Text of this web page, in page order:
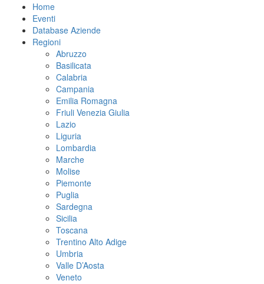
Home
Eventi
Database Aziende
Regioni
Abruzzo
Basilicata
Calabria
Campania
Emilia Romagna
Friuli Venezia Giulia
Lazio
Liguria
Lombardia
Marche
Molise
Piemonte
Puglia
Sardegna
Sicilia
Toscana
Trentino Alto Adige
Umbria
Valle D’Aosta
Veneto